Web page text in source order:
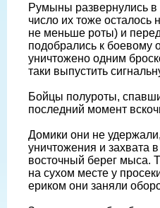
Румыны развернулись
число их тоже
не меньше роты) и
подобрались к
уничтожено одним
таки выпустить
Бойцы полуроты,
последний момент
Домики они не
уничтожения и захвата
восточный берег мыса.
на сухом месте у
ериком они заняли